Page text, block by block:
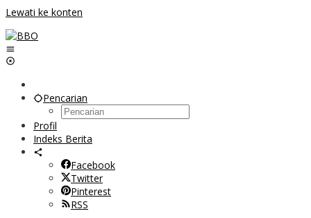
Lewati ke konten
Pencarian
Profil
Indeks Berita
Facebook
Twitter
Pinterest
RSS